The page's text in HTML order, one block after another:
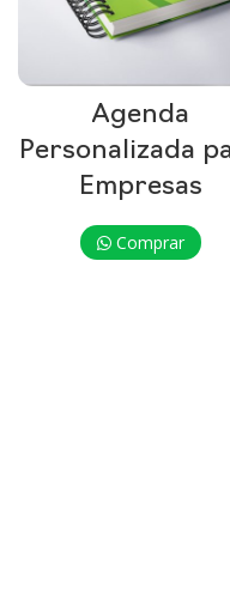
Agenda
Personalizada
Empresas
Comprar